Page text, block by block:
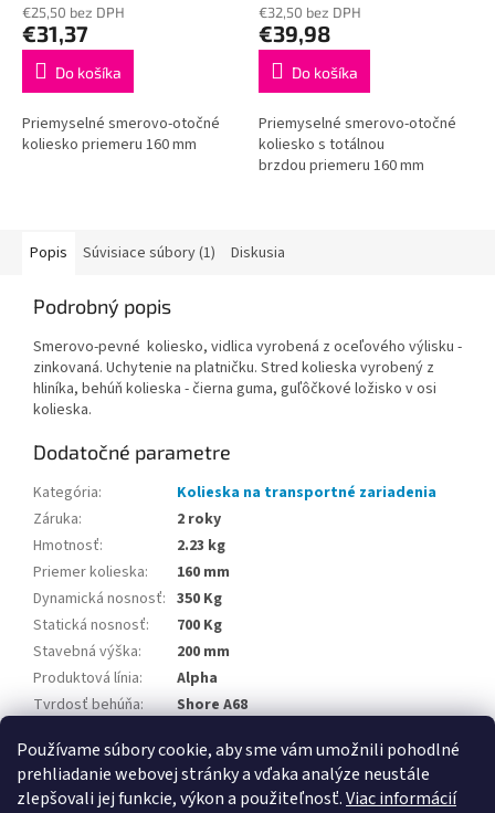
Používame súbory cookie, aby sme vám umožnili pohodlné
prehliadanie webovej stránky a vďaka analýze neustále
zlepšovali jej funkcie, výkon a použiteľnosť.Viac informácií
€25,50 bez DPH
€31,37
Do košíka
Priemyselné smerovo-otočné
koliesko priemeru 160 mm
€32,50 bez DPH
€39,98
Do košíka
Priemyselné smerovo-otočné
koliesko s totálnou
brzdou priemeru 160 mm
Popis Súvisiace súbory (1) Diskusia
Podrobný popis
Smerovo-pevné koliesko, vidlica vyrobená z oceľového výlisku -
zinkovaná. Uchytenie na platničku. Stred kolieska vyrobený z
hliníka, behúň kolieska - čierna guma, guľôčkové ložisko v osi
kolieska.
Dodatočné parametre
Kategória:
Kolieska na transportné zariadenia
Záruka:
2 roky
Hmotnosť:
2.23 kg
Priemer kolieska:
160 mm
Dynamická nosnosť: 350 Kg
Statická nosnosť:
700 Kg
Stavebná výška:
200 mm
Produktová línia:
Alpha
Tvrdosť behúňa:
Shore A68